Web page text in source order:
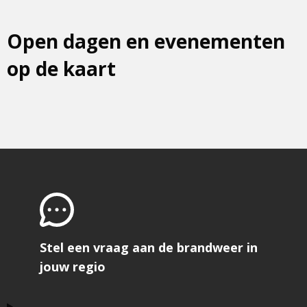
Open dagen en evenementen
op de kaart
Stel een vraag aan de brandweer in
jouw regio